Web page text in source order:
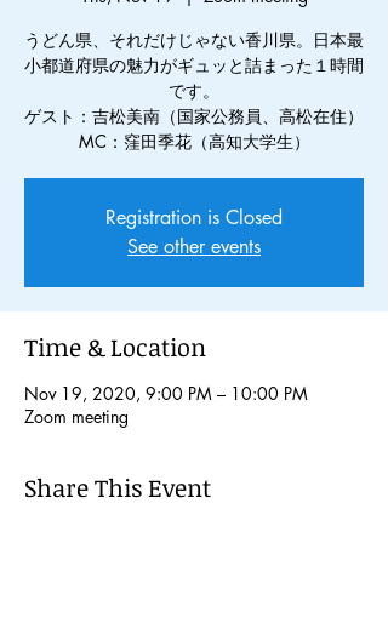
うどん県、それだけじゃない香川県。日本最
小都道府県の魅力がギュッと詰まった１時間
です。
ゲスト：吉松美南（国家公務員、高松在住）
MC：窪田季花（高知大学生）
Registration is Closed
See other events
Time & Location
Nov 19, 2020, 9:00 PM – 10:00 PM
Zoom meeting
Share This Event